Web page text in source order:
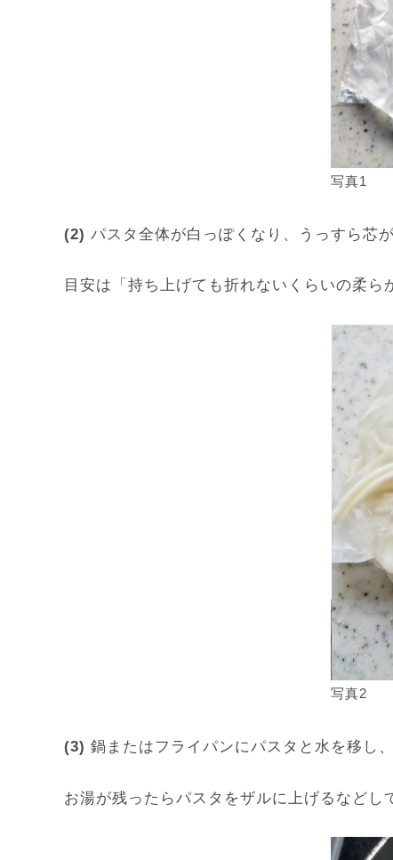
写真1
(2) パスタ全体が白っぽくなり、うっすら芯
目安は「持ち上げても折れないくらいの柔ら
写真2
(3) 鍋またはフライパンにパスタと水を移し
お湯が残ったらパスタをザルに上げるなどし